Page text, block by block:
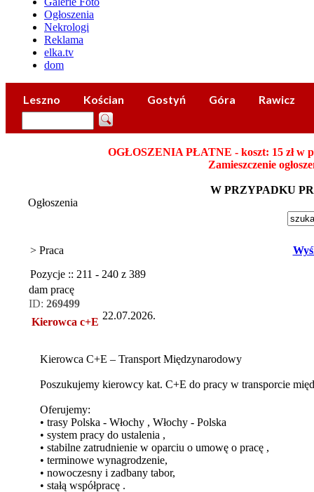
Ogłoszenia
Nekrologi
Reklama
elka.tv
dom
Leszno Kościan Gostyń Góra Rawicz
OGŁOSZENIA PŁATNE - koszt: 15 zł w
Zamieszczenie
W PRZYPADKU
Ogłoszenia
> Praca
Pozycje :: 211 - 240 z 389
dam pracę
ID: 269499
Kierowca c+E
22.07.2026.
Kierowca C+E – Transport Międzynarodowy
Poszukujemy kierowcy kat. C+E do pracy w transporcie
Oferujemy:
• trasy Polska - Włochy , Włochy - Polska
• system pracy do ustalenia ,
• stabilne zatrudnienie w oparciu o umowę o pracę ,
• terminowe wynagrodzenie,
• nowoczesny i zadbany tabor,
• stałą współpracę .